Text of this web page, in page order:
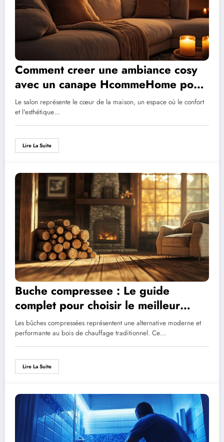
Comment creer une ambiance cosy
avec un canape HcommeHome pour
un salon chaleureux et accueillant
Le salon représente le cœur de la maison, un espace où le confort
et l'esthétique…
Lire La Suite
Buche compressee : Le guide
complet pour choisir le meilleur
combustible pour votre poele
Les bûches compressées représentent une alternative moderne et
performante au bois de chauffage traditionnel. Ce…
Lire La Suite